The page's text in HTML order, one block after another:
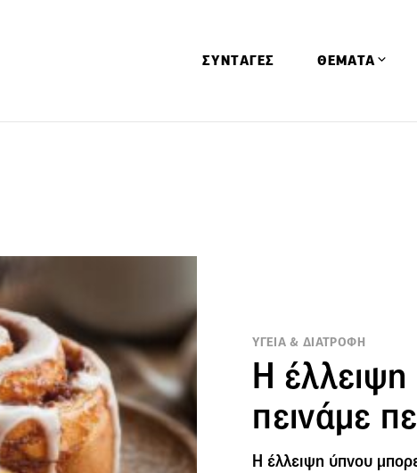
ΣΥΝΤΑΓΕΣ ΘΕΜΑΤΑ
ΥΓΕΙΑ & ΔΙΑΤΡΟΦΗ
Η
πεινάμε
Η έλλειψη ύπνου